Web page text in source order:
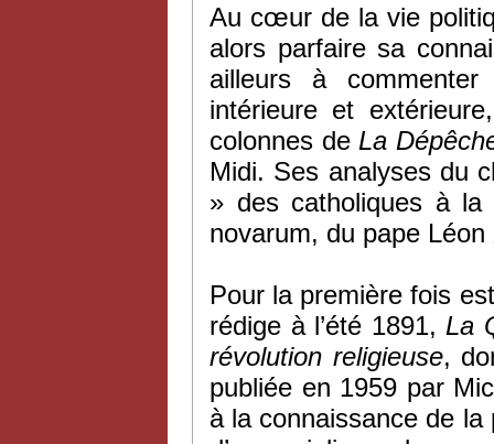
Au cœur de la vie
alors parfaire sa
ailleurs à
intérieure et
colonnes de La
Midi. Ses analyses du
» des catholiques à la
novarum, du pape
Pour la première fois
rédige à l’été 1891, La
révolution religieuse,
publiée en 1959 par
à la connaissance de